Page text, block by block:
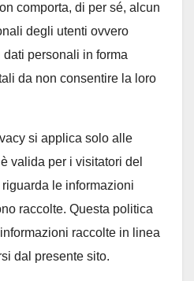
comporta, di per sé, alcun
degli utenti ovvero
personali in forma
da non consentire la loro
si applica solo alle
valida per i visitatori del
le informazioni
raccolte. Questa politica
raccolte in linea
dal presente sito.